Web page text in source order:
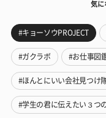
気に
#キョーソウPROJECT
#ガクラボ #お仕事図
#ほんとにいい会社見つけ
#学生の君に伝えたい３つ